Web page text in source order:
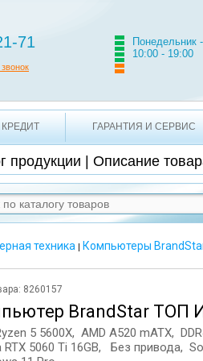
71
Понедельник
10:00 - 19:00
ГАРАНТИЯ И СЕРВИС
продукции | Описание
техника | Компьютеры
8260157
BrandStar ТОП
5 5600X, AMD A520 mATX,
RTX 5060 Ti 16GB, Без привода,